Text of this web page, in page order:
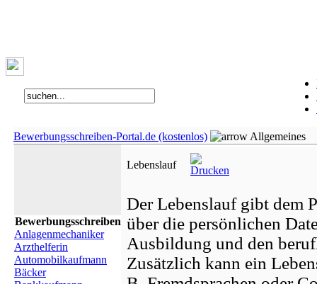
Bewerbungsschreiben-Portal.de (kostenlos) Allgemeines
Bewerbungsschreiben
Anlagenmechaniker
Arzthelferin
Automobilkaufmann
Bäcker
Lebenslauf
Der Lebenslauf gibt dem
über die persönlichen
Ausbildung und den
Zusätzlich kann ein